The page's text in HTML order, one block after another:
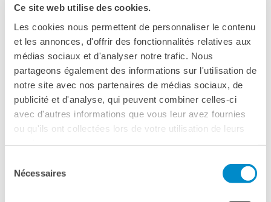
Ce site web utilise des cookies.
Les cookies nous permettent de personnaliser le contenu
et les annonces, d'offrir des fonctionnalités relatives aux
médias sociaux et d'analyser notre trafic. Nous
partageons également des informations sur l'utilisation de
notre site avec nos partenaires de médias sociaux, de
publicité et d'analyse, qui peuvent combiner celles-ci
avec d'autres informations que vous leur avez fournies
ou qu'ils ont collectées lors de votre utilisation de leurs
Nécessaires
ROMA
PRIX PA­LA­TINE
CÉRÉMONIE DE REMISE DE PRIX
CONCOURS VIDÉOS 2026